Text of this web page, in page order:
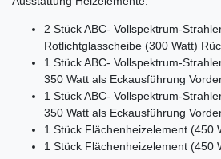
2 Stück ABC- Vollspektrum-
Rotlichtglasscheibe (300 Watt)
1 Stück ABC- Vollspektrum-
350 Watt als Eckausführung
1 Stück ABC- Vollspektrum-
350 Watt als Eckausführung
1 Stück Flächenheizelement (450
1 Stück Flächenheizelement (450